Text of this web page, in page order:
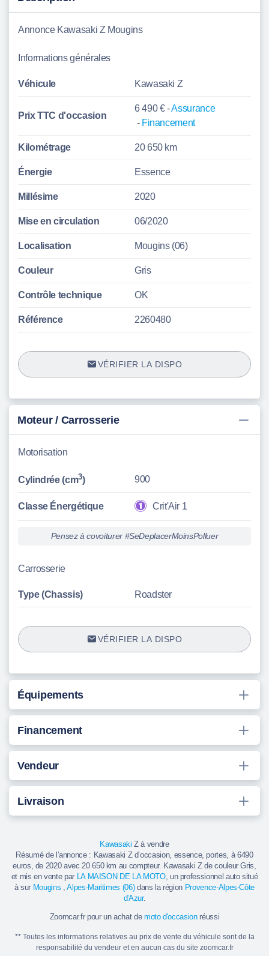
Annonce Kawasaki Z Mougins
Informations générales
Véhicule Kawasaki Z
Prix TTC d'occasion
6 490 € -Assurance
- Financement
Kilométrage 20 650 km
Énergie Essence
Millésime 2020
Mise en circulation 06/2020
Localisation Mougins (06)
Couleur Gris
Contrôle technique OK
Référence 2260480
VÉRIFIER LA DISPO
Moteur / Carrosserie
Motorisation
Cylindrée (cm3) 900
Classe Énergétique Crit'Air 1
Pensez à covoiturer #SeDeplacerMoinsPolluer
Carrosserie
Type (Chassis) Roadster
VÉRIFIER LA DISPO
Équipements
Financement
Vendeur
Livraison
Kawasaki Z à vendre
Résumé de l’annonce : Kawasaki Z d’occasion, essence, portes, à 6490
euros, de 2020 avec 20 650 km au compteur. Kawasaki Z de couleur Gris,
et mis en vente par LA MAISON DE LA MOTO, un professionnel auto situé
à sur Mougins ,Alpes-Maritimes (06) dans la région Provence-Alpes-Côte
d'Azur.
Zoomcar.fr pour un achat de moto d'occasionréussi
** Toutes les informations relatives au prix de vente du véhicule sont de la
responsabilité du vendeur et en aucun cas du site zoomcar.fr